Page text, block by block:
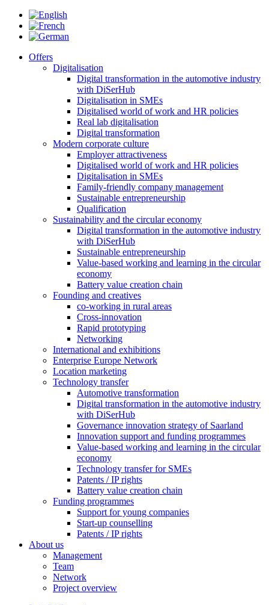
Offers
Digitalisation
Digital transformation in the automotive industry
with DiSerHub
Digitalisation in SMEs
Digitalised world of work and HR policies
Real lab digitalisation
Digital transformation
Modern corporate culture
Employer attractiveness
Digitalised world of work and HR policies
Digitalisation in SMEs
Family-friendly company management
Sustainable entrepreneurship
Qualification
Sustainability and the circular economy
Digital transformation in the automotive industry
with DiSerHub
Sustainable entrepreneurship
Value-based working and learning in the circular
economy
Battery value creation chain
Founding and creatives
co-working in rural areas
Cross-innovation
Rapid prototyping
Networking
International and exhibitions
Enterprise Europe Network
Location marketing
Technology transfer
Automotive transformation
Digital transformation in the automotive industry
with DiSerHub
Governance innovation strategy of Saarland
Innovation support and funding programmes
Value-based working and learning in the circular
economy
Technology transfer for SMEs
Patents / IP rights
Battery value creation chain
Funding programmes
Support for young companies
Start-up counselling
Patents / IP rights
About us
Management
Team
Network
Project overview